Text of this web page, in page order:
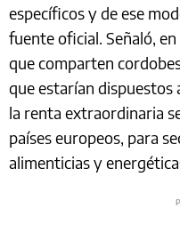
específicos y de ese
fuente oficial. Señaló,
que comparten
que estarían dispuestos
la renta extraordinaria
países europeos, para
alimenticias y